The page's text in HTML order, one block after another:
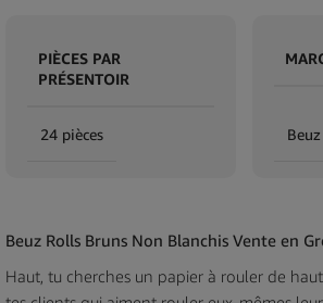
PIÈCES PAR
PRÉSENTOIR
24 pièces Beuz
Beuz Rolls Bruns Non Blanchis Vente en
Haut, tu cherches un papier à rouler de